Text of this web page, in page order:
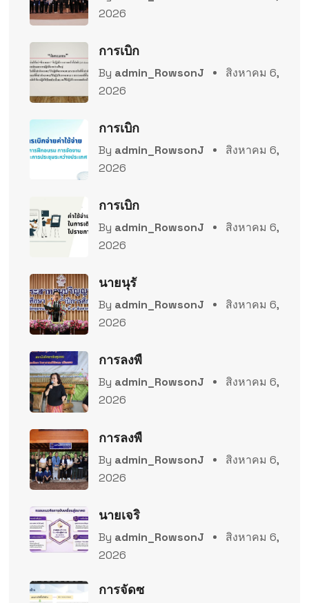
2026
การเบิก
By admin_RowsonJ
สิงหาคม 6,
2026
การเบิก
By admin_RowsonJ
สิงหาคม 6,
2026
การเบิก
By admin_RowsonJ
สิงหาคม 6,
2026
นายนุรั
By admin_RowsonJ
สิงหาคม 6,
2026
การลงพื
By admin_RowsonJ
สิงหาคม 6,
2026
การลงพื
By admin_RowsonJ
สิงหาคม 6,
2026
นายเจริ
By admin_RowsonJ
สิงหาคม 6,
2026
การจัดซ